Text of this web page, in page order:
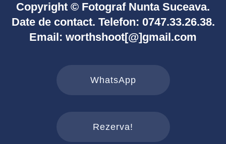
Copyright © Fotograf Nunta Suceava.
Date de contact. Telefon: 0747.33.26.38.
Email: worthshoot[@]gmail.com
WhatsApp
Rezerva!